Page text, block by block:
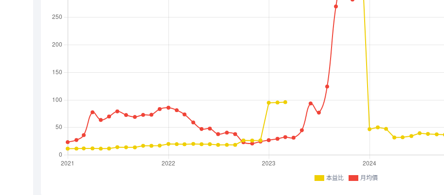
本益比 月均價